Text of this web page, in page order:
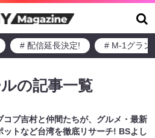
# 配信延長決定! # M-1グラン
の記事一覧
コブ吉村と仲間たちが、グルメ・最新
ットなど台湾を徹底リサーチ! BSよし